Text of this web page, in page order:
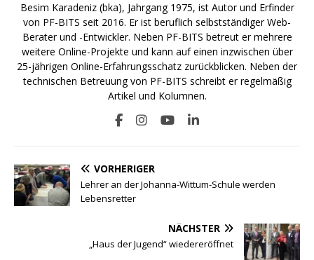
Besim Karadeniz (bka), Jahrgang 1975, ist Autor und Erfinder
von PF-BITS seit 2016. Er ist beruflich selbstständiger Web-
Berater und -Entwickler. Neben PF-BITS betreut er mehrere
weitere Online-Projekte und kann auf einen inzwischen über
25-jährigen Online-Erfahrungsschatz zurückblicken. Neben der
technischen Betreuung von PF-BITS schreibt er regelmäßig
Artikel und Kolumnen.
VORHERIGER
Lehrer an der Johanna-Wittum-Schule werden
Lebensretter
NÄCHSTER
„Haus der Jugend“ wiedereröffnet